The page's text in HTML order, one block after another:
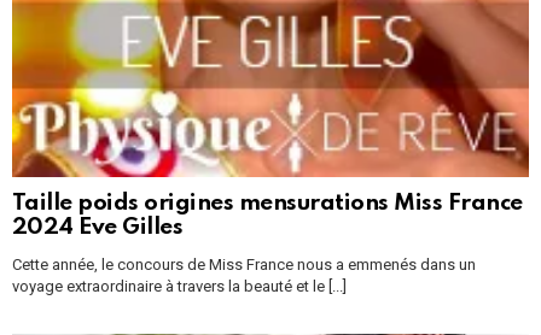
Taille poids origines mensurations Miss France
2024 Eve Gilles
Cette année, le concours de Miss France nous a emmenés dans un
voyage extraordinaire à travers la beauté et le [...]